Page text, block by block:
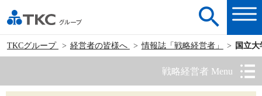
TKCグループ 経営者の皆様へ 情報誌「戦略経営者」 国立
戦略経営者 Menu